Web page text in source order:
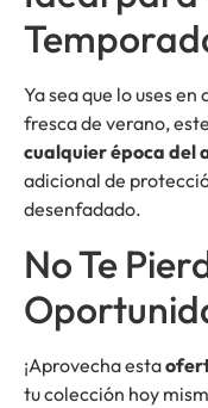
Ya sea que lo uses
fresca de verano,
cualquier época del
adicional de
desenfadado.
No Te
¡Aprovecha esta
tu colección hoy